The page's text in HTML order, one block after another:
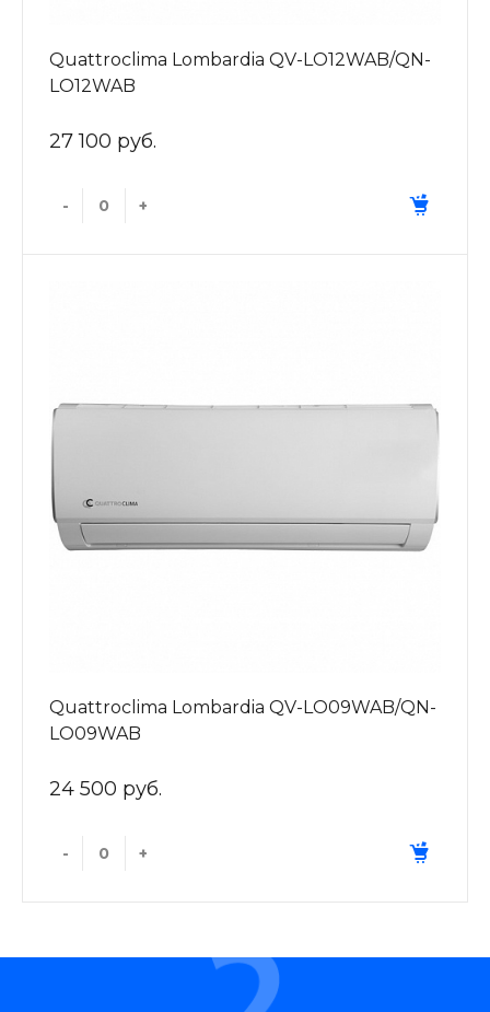
Quattroclima Lombardia QV-LO12WAB/QN-
LO12WAB
27 100 руб.
- +
Quattroclima Lombardia QV-LO09WAB/QN-
LO09WAB
24 500 руб.
- +